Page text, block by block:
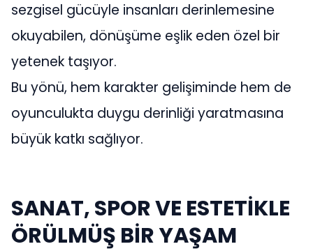
sezgisel gücüyle insanları derinlemesine
okuyabilen, dönüşüme eşlik eden özel bir
yetenek taşıyor.
Bu yönü, hem karakter gelişiminde hem de
oyunculukta duygu derinliği yaratmasına
büyük katkı sağlıyor.
SANAT, SPOR VE ESTETİKLE
ÖRÜLMÜŞ BİR YAŞAM